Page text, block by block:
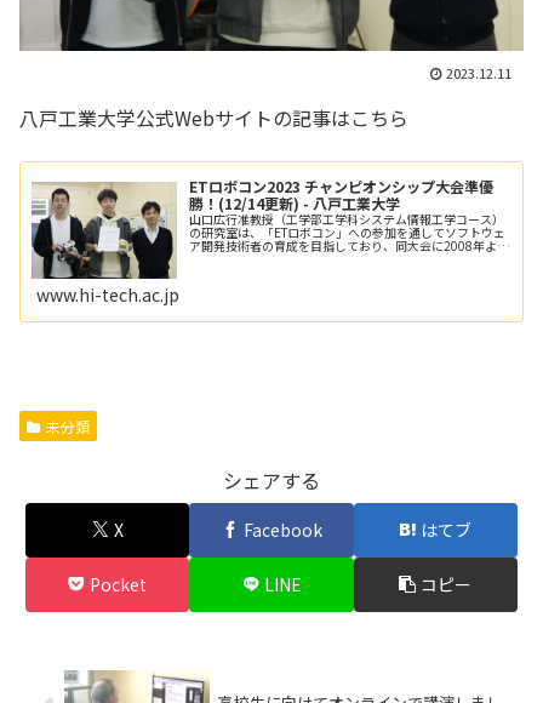
2023.12.11
八戸工業大学公式Webサイトの記事はこちら
ETロボコン2023 チャンピオンシップ大会準優
勝！(12/14更新) - 八戸工業大学
山口広行准教授（工学部工学科システム情報工学コース）
の研究室は、「ETロボコン」への参加を通してソフトウェ
ア開発技術者の育成を目指しており、同大会に2008年より
www.hi-tech.ac.jp
未分類
シェアする
X Facebook はてブ
Pocket LINE コピー